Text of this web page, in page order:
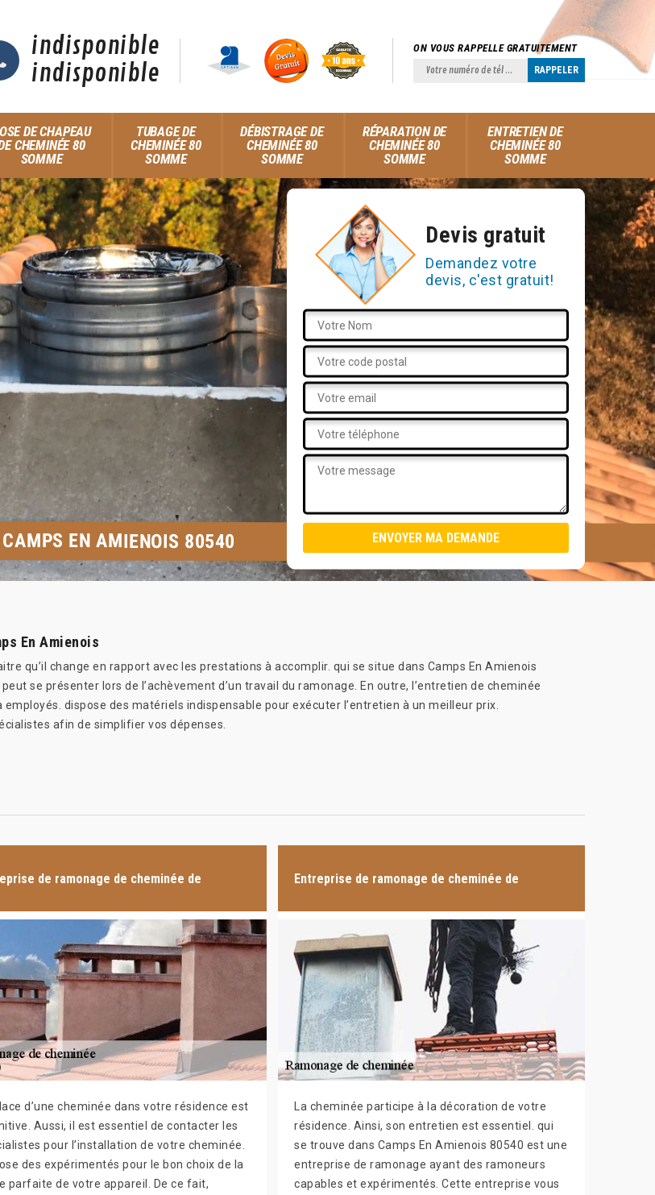
indisponible
indisponible
ON VOUS RAPPELLE GRATUITEMENT
DE CHAPEAU
CHEMINÉE 80
SOMME
TUBAGE DE
CHEMINÉE 80
SOMME
DÉBISTRAGE DE
CHEMINÉE 80
SOMME
RÉPARATION DE
CHEMINÉE 80
SOMME
ENTRETIEN DE
CHEMINÉE 80
SOMME
Devis gratuit
Demandez votre
devis, c'est gratuit!
CAMPS EN AMIENOIS 80540
En Amienois
qu’il change en rapport avec les prestations à accomplir. qui se situe dans Camps En Amienois
se présenter lors de l’achèvement d’un travail du ramonage. En outre, l’entretien de cheminée
dispose des matériels indispensable pour exécuter l’entretien à un meilleur prix.
afin de simplifier vos dépenses.
de ramonage de cheminée de
d’une cheminée dans votre résidence est
Aussi, il est essentiel de contacter les
pour l’installation de votre cheminée.
des expérimentés pour le bon choix de la
parfaite de votre appareil. De ce fait,
Entreprise de ramonage de cheminée de
La cheminée participe à la décoration de votre
résidence. Ainsi, son entretien est essentiel. qui
se trouve dans Camps En Amienois 80540 est une
entreprise de ramonage ayant des ramoneurs
capables et expérimentés. Cette entreprise vous